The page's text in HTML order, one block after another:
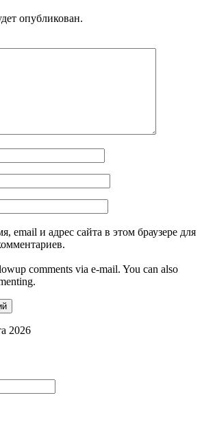
опубликован.
email и адрес сайта в этом браузере для
comments via e-mail. You can also
2026